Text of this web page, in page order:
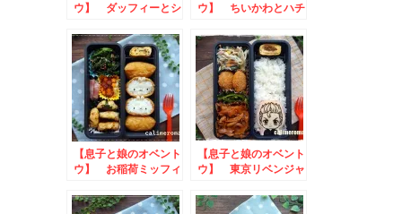
ウ】 ダッフィーとシ
ウ】 ちいかわとハチ
【息子と娘のオベント
ウ】 お稲荷ミッフィ
【息子と娘のオベント
ウ】 東京リベンジャ